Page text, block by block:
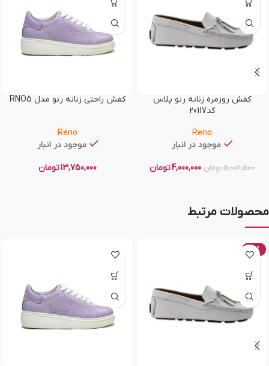
کفش روزمره زنانه رنو پلاس
کد20117
Reno
موجود در انبار
5,002,500تومان 4,000,000تومان
کفش راحتی زنانه رنو مدل RNO5
Reno
موجود در انبار
13,750,000تومان
محصولات مرتبط
-20%